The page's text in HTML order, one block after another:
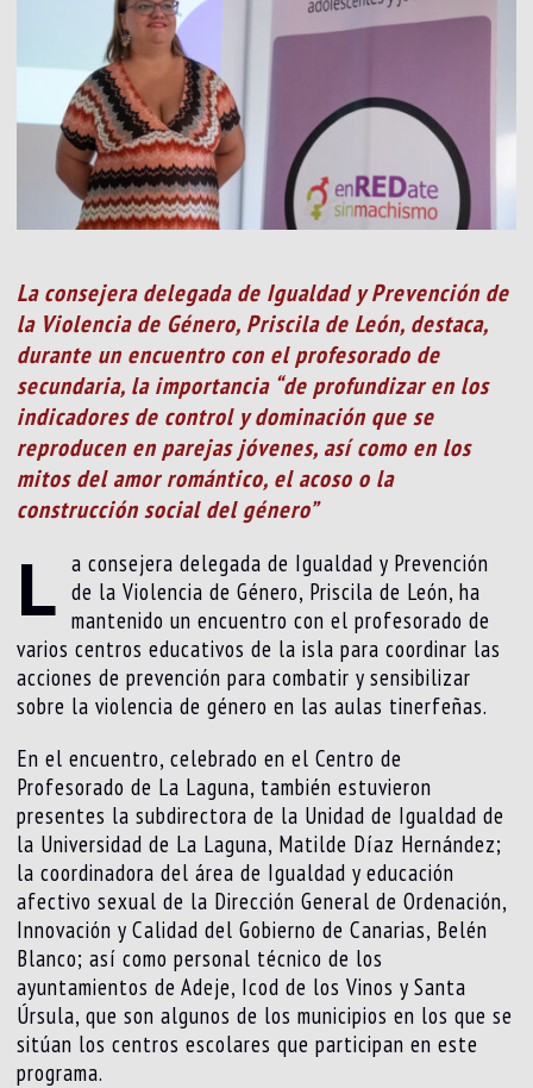
La consejera delegada de Igualdad y Prevención de
la Violencia de Género, Priscila de León, destaca,
durante un encuentro con el profesorado de
secundaria, la importancia “de profundizar en los
indicadores de control y dominación que se
reproducen en parejas jóvenes, así como en los
mitos del amor romántico, el acoso o la
construcción social del género”
L a consejera delegada de Igualdad y Prevención
de la Violencia de Género, Priscila de León, ha
mantenido un encuentro con el profesorado de
varios centros educativos de la isla para coordinar las
acciones de prevención para combatir y sensibilizar
sobre la violencia de género en las aulas tinerfeñas.
En el encuentro, celebrado en el Centro de
Profesorado de La Laguna, también estuvieron
presentes la subdirectora de la Unidad de Igualdad de
la Universidad de La Laguna, Matilde Díaz Hernández;
la coordinadora del área de Igualdad y educación
afectivo sexual de la Dirección General de Ordenación,
Innovación y Calidad del Gobierno de Canarias, Belén
Blanco; así como personal técnico de los
ayuntamientos de Adeje, Icod de los Vinos y Santa
Úrsula, que son algunos de los municipios en los que se
sitúan los centros escolares que participan en este
programa.